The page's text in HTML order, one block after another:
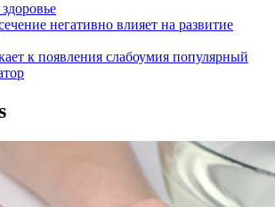
негативно влияет на развитие
к появления слабоумия популярный